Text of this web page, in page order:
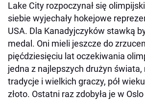
Lake City rozpoczynał się
siebie wyjechały hokejowe
USA. Dla Kanadyjczyków stawką
medal. Oni mieli jeszcze do
pięćdziesięciu lat oczekiwania
jedna z najlepszych drużyn
tradycje i wielkich graczy, pół
złoto. Ostatni raz zdobyła je w